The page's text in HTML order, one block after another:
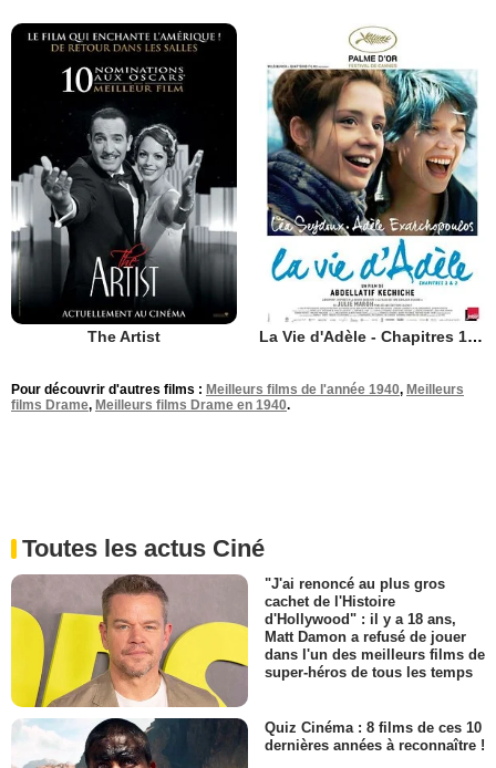
The Artist La Vie d'Adèle - Chapitres 1 et 2
Pour découvrir d'autres films : Meilleurs films de l'année 1940, Meilleurs
films Drame, Meilleurs films Drame en 1940.
Toutes les actus Ciné
"J'ai renoncé au plus gros
cachet de l'Histoire
d'Hollywood" : il y a 18 ans,
Matt Damon a refusé de jouer
dans l'un des meilleurs films de
super-héros de tous les temps
Quiz Cinéma : 8 films de ces 10
dernières années à reconnaître !